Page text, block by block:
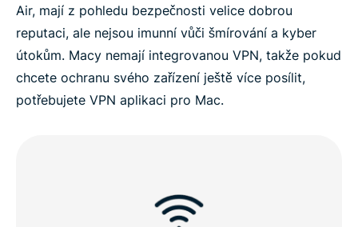
Air, mají z pohledu bezpečnosti velice dobrou
reputaci, ale nejsou imunní vůči šmírování a kyber
útokům. Macy nemají integrovanou VPN, takže pokud
chcete ochranu svého zařízení ještě více posílit,
potřebujete VPN aplikaci pro Mac.